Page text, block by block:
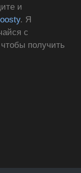
и
. Я
с
чтобы получить